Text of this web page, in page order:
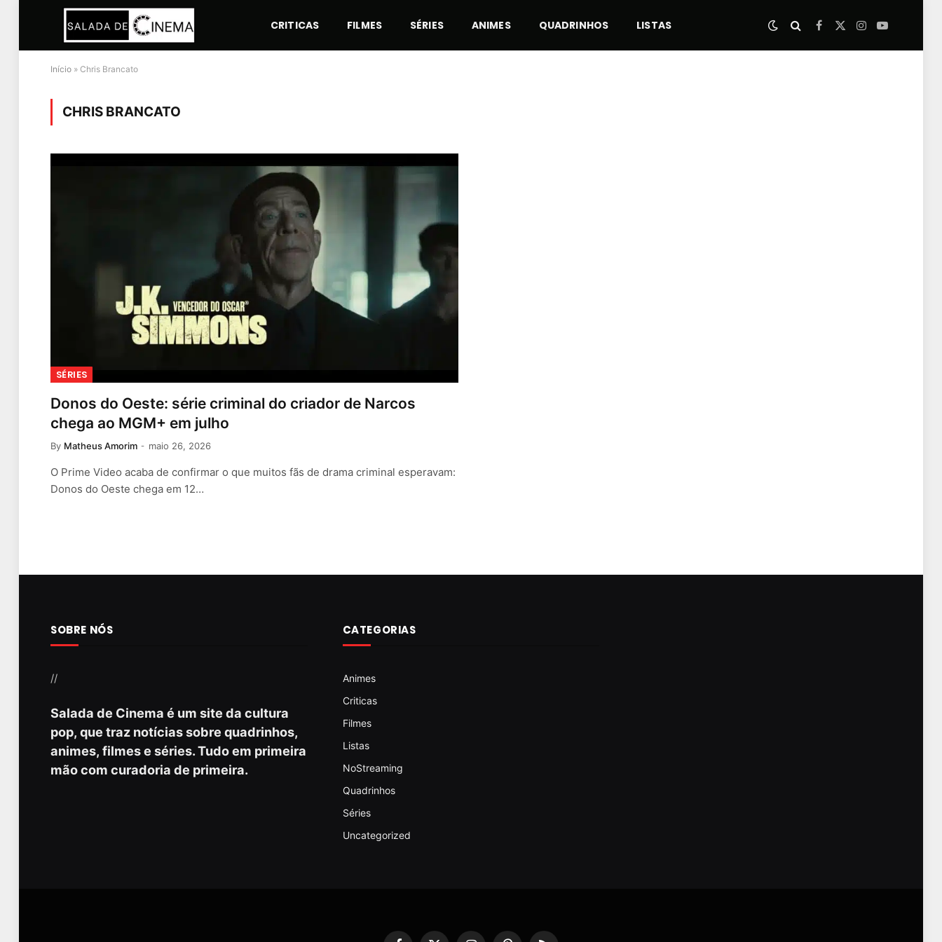
CRITICAS FILMES SÉRIES ANIMES QUADRINHOS LISTAS Facebook
X
Instagram
YouTube
Início » Chris Brancato
CHRIS BRANCATO
SÉRIES
Donos do Oeste: série criminal do criador de Narcos
chega ao MGM+ em julho
By Matheus Amorim maio 26, 2026
O Prime Video acaba de confirmar o que muitos fãs de drama criminal esperavam:
Donos do Oeste chega em 12…
SOBRE NÓS
//
Salada de Cinema é um site da cultura
pop, que traz notícias sobre quadrinhos,
animes, filmes e séries. Tudo em primeira
mão com curadoria de primeira.
CATEGORIAS
Animes
Criticas
Filmes
Listas
NoStreaming
Quadrinhos
Séries
Uncategorized